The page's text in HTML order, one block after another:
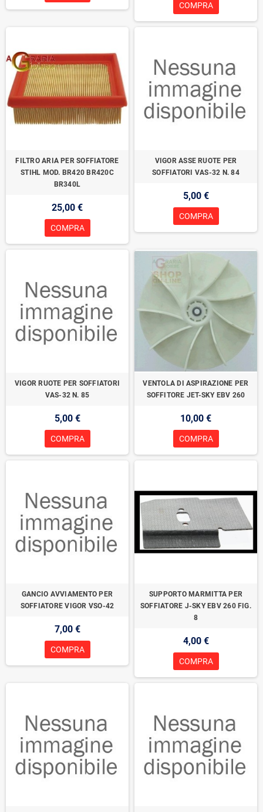
COMPRA
FILTRO ARIA PER SOFFIATORE
STIHL MOD. BR420 BR420C
BR340L
25,00 €
COMPRA
VIGOR ASSE RUOTE PER
SOFFIATORI VAS-32 N. 84
5,00 €
COMPRA
VIGOR RUOTE PER SOFFIATORI
VAS-32 N. 85
5,00 €
COMPRA
VENTOLA DI ASPIRAZIONE PER
SOFFITORE JET-SKY EBV 260
10,00 €
COMPRA
GANCIO AVVIAMENTO PER
SOFFIATORE VIGOR VSO-42
7,00 €
COMPRA
SUPPORTO MARMITTA PER
SOFFIATORE J-SKY EBV 260 FIG.
8
4,00 €
COMPRA